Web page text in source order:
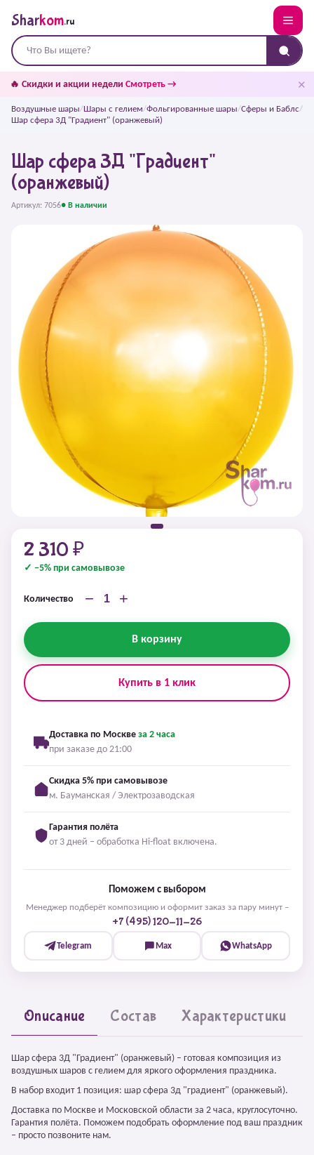
Sharkom.ru
🔥 Скидки и акции недели Смотреть → ✕
Воздушные шары/Шары с гелием/Фольгированные шары/Сферы и Баблс/
Шар сфера 3Д "Градиент" (оранжевый)
Шар сфера 3Д "Градиент"
(оранжевый)
Артикул: 7056● В наличии
2 310 ₽
✓ −5% при самовывозе
Количество − +
В корзину
Купить в 1 клик
Доставка по Москве за 2 часа
при заказе до 21:00
Скидка 5% при самовывозе
м. Бауманская / Электрозаводская
Гарантия полёта
от 3 дней – обработка Hi-float включена.
Поможем с выбором
Менеджер подберёт композицию и оформит заказ за пару минут –
+7 (495) 120-11-26
Telegram Max WhatsApp
Описание Состав Характеристики
Шар сфера 3Д "Градиент" (оранжевый) – готовая композиция из
воздушных шаров с гелием для яркого оформления праздника.
В набор входит 1 позиция: шар сфера 3д "градиент" (оранжевый).
Доставка по Москве и Московской области за 2 часа, круглосуточно.
Гарантия полёта. Поможем подобрать оформление под ваш праздник
– просто позвоните нам.